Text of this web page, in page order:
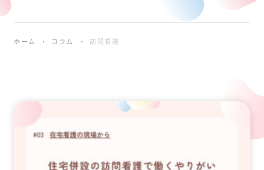
ホーム コラム 訪問看護